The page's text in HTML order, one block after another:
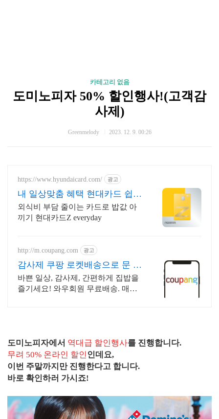
카테고리 없음
도미노피자 50% 할인행사!(고객감
사제)
Greenmelody 2023. 12. 9. 00:26
https://www.hyundaicard.com/ 광고
내 일상맞춤 혜택 현대카드 쉽고
빠른 카드 신청
외식비 부담 줄이는 카드로 밥값 아
끼기 현대카드Z everyday
http://m.coupang.com 광고
감사제 쿠팡 로켓배송으로 문 앞
까지
바쁜 일상, 감사제, 간편하게 집밥을
즐기세요! 와우회원 무료배송. 매일
도미노피자에서 역대급 할인행사를 진행합니다.
무려 50% 온라인 할인 인데요,
이번 주말까지만 진행한다고 합니다.
바로 확인하러 가시죠!